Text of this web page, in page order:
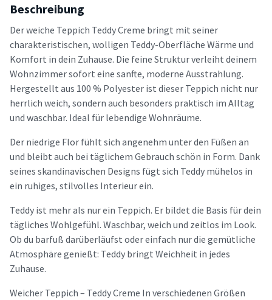
Beschreibung
Der weiche Teppich Teddy Creme bringt mit seiner
charakteristischen, wolligen Teddy-Oberfläche Wärme und
Komfort in dein Zuhause. Die feine Struktur verleiht deinem
Wohnzimmer sofort eine sanfte, moderne Ausstrahlung.
Hergestellt aus 100 % Polyester ist dieser Teppich nicht nur
herrlich weich, sondern auch besonders praktisch im Alltag
und waschbar. Ideal für lebendige Wohnräume.
Der niedrige Flor fühlt sich angenehm unter den Füßen an
und bleibt auch bei täglichem Gebrauch schön in Form. Dank
seines skandinavischen Designs fügt sich Teddy mühelos in
ein ruhiges, stilvolles Interieur ein.
Teddy ist mehr als nur ein Teppich. Er bildet die Basis für dein
tägliches Wohlgefühl. Waschbar, weich und zeitlos im Look.
Ob du barfuß darüberläufst oder einfach nur die gemütliche
Atmosphäre genießt: Teddy bringt Weichheit in jedes
Zuhause.
Weicher Teppich – Teddy Creme In verschiedenen Größen